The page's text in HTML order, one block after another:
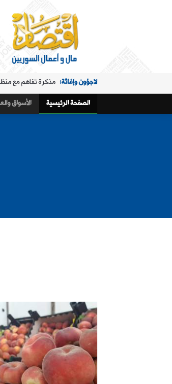
لاجؤون وإغاثة: مذكرة تفاهم مع
الملفات الساخنة: "البريد" تقدم خدمة
حال البلد:مرسوم تكليف رمضان
أسواق و عملات:كيف أغلق سعر صرف
الصفحة الرئيسية الأسواق